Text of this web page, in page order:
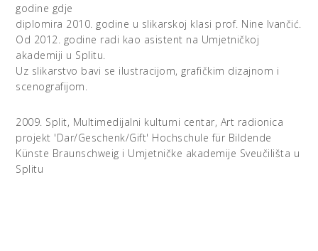
godine gdje
diplomira 2010. godine u slikarskoj klasi prof. Nine Ivančić.
Od 2012. godine radi kao asistent na Umjetničkoj
akademiji u Splitu.
Uz slikarstvo bavi se ilustracijom, grafičkim dizajnom i
scenografijom.
2009. Split, Multimedijalni kulturni centar, Art radionica
projekt 'Dar/Geschenk/Gift' Hochschule für Bildende
Künste Braunschweig i Umjetničke akademije Sveučilišta u
Splitu